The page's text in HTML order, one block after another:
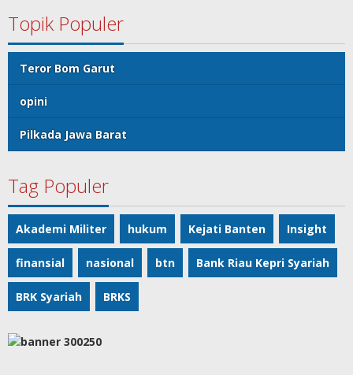
Topik Populer
Teror Bom Garut
opini
Pilkada Jawa Barat
Tag Populer
Akademi Militer hukum Kejati Banten Insight
finansial nasional btn Bank Riau Kepri Syariah
BRK Syariah BRKS